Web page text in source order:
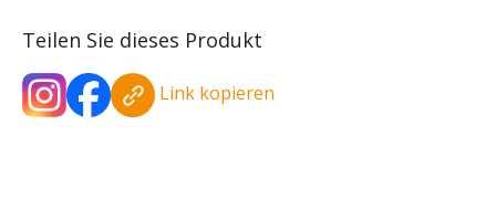
Teilen Sie dieses Produkt
Link kopieren